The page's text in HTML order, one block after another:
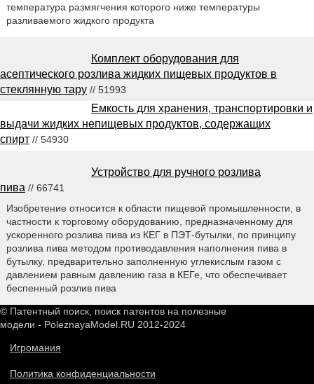
температура размягчения которого ниже температуры
разливаемого жидкого продукта
Комплект оборудования для
асептического розлива жидких пищевых продуктов в
стеклянную тару // 51993
Емкость для хранения, транспортировки и
выдачи жидких непищевых продуктов, содержащих
спирт // 54930
Устройство для ручного розлива
пива // 66741
Изобретение относится к области пищевой промышленности, в
частности к торговому оборудованию, предназначенному для
ускоренного розлива пива из КЕГ в ПЭТ-бутылки, по принципу
розлива пива методом противодавления наполнения пива в
бутылку, предварительно заполненную углекислым газом с
давлением равным давлению газа в КЕГе, что обеспечивает
беспенный розлив пива
© Патентный поиск, поиск патентов на полезные
модели - PoleznayaModel.RU 2012-2024
Игромания
Политика конфиденциальности